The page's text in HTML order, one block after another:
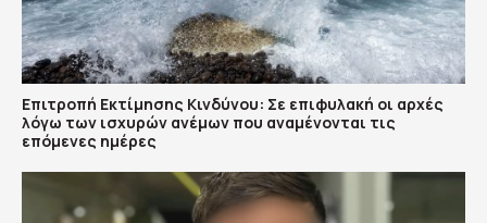
Επιτροπή Εκτίμησης Κινδύνου: Σε επιφυλακή οι αρχές
λόγω των ισχυρών ανέμων που αναμένονται τις
επόμενες ημέρες